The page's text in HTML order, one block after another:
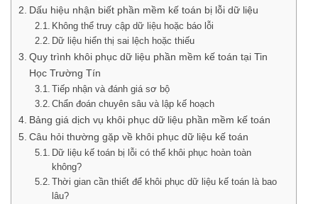
Dấu hiệu nhận biết phần mềm kế toán bị lỗi dữ liệu
Không thể truy cập dữ liệu hoặc báo lỗi
Dữ liệu hiển thị sai lệch hoặc thiếu
Quy trình khôi phục dữ liệu phần mềm kế toán tại Tin
Học Trường Tín
Tiếp nhận và đánh giá sơ bộ
Chẩn đoán chuyên sâu và lập kế hoạch
Bảng giá dịch vụ khôi phục dữ liệu phần mềm kế toán
Câu hỏi thường gặp về khôi phục dữ liệu kế toán
Dữ liệu kế toán bị lỗi có thể khôi phục hoàn toàn
không?
Thời gian cần thiết để khôi phục dữ liệu kế toán là bao
lâu?